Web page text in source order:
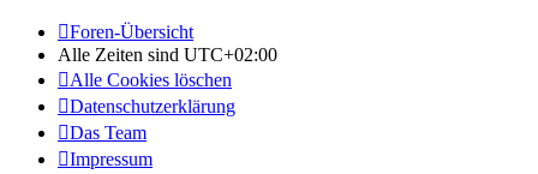
Foren-Übersicht
Alle Zeiten sind UTC+02:00
Alle Cookies löschen
Datenschutzerklärung
Das Team
Impressum